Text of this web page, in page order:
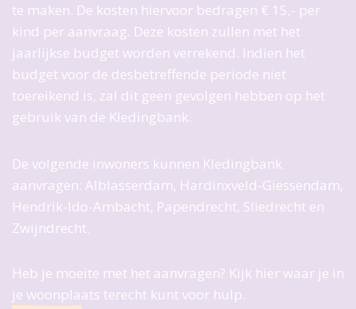
Over ons
Wie zijn wij?
Doel en beleid
ANBI
Contact
Help ons
te maken. De kosten hiervoor bedragen € 15,- per
kind per aanvraag. Deze kosten zullen met het
jaarlijkse budget worden verrekend. Indien het
budget voor de desbetreffende periode niet
toereikend is, zal dit geen gevolgen hebben op het
gebruik van de Kledingbank.
De volgende inwoners kunnen Kledingbank
aanvragen: Alblasserdam, Hardinxveld-Giessendam,
Hendrik-Ido-Ambacht, Papendrecht, Sliedrecht en
Zwijndrecht.
Heb je moeite met het aanvragen? Kijk hier waar je in
je woonplaats terecht kunt voor hulp.